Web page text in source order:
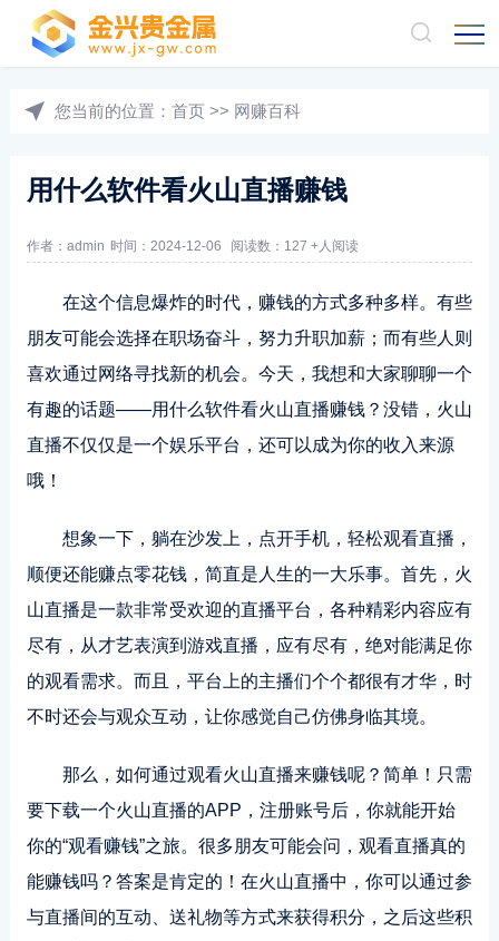
您当前的位置： 首页 >> 网赚百科
用什么软件看火山直播赚钱
作者：admin 时间：2024-12-06 阅读数：127 +人阅读
在这个信息爆炸的时代，赚钱的方式多种多样。有些
朋友可能会选择在职场奋斗，努力升职加薪；而有些人则
喜欢通过网络寻找新的机会。今天，我想和大家聊聊一个
有趣的话题——用什么软件看火山直播赚钱？没错，火山
直播不仅仅是一个娱乐平台，还可以成为你的收入来源
哦！
想象一下，躺在沙发上，点开手机，轻松观看直播，
顺便还能赚点零花钱，简直是人生的一大乐事。首先，火
山直播是一款非常受欢迎的直播平台，各种精彩内容应有
尽有，从才艺表演到游戏直播，应有尽有，绝对能满足你
的观看需求。而且，平台上的主播们个个都很有才华，时
不时还会与观众互动，让你感觉自己仿佛身临其境。
那么，如何通过观看火山直播来赚钱呢？简单！只需
要下载一个火山直播的APP，注册账号后，你就能开始
你的“观看赚钱”之旅。很多朋友可能会问，观看直播真的
能赚钱吗？答案是肯定的！在火山直播中，你可以通过参
与直播间的互动、送礼物等方式来获得积分，之后这些积